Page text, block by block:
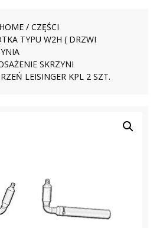
HOME / CZĘŚCI
TYPU W2H ( DRZWI
SKRZYNI
LEISINGER KPL 2 SZT.